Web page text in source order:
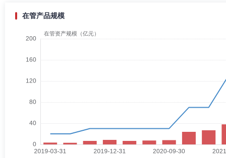
在管产品规模